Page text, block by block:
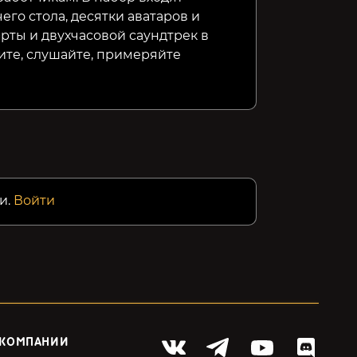
стола, десятки аватаров и
и двухчасовой саундтрек в
слушайте, примеряйте
Войти